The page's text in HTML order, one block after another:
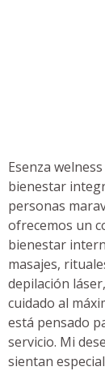
Esenza
bienestar
personas
ofrecemos un
bienestar
masajes,
depilación
cuidado al
está pensado
servicio. Mi
sientan